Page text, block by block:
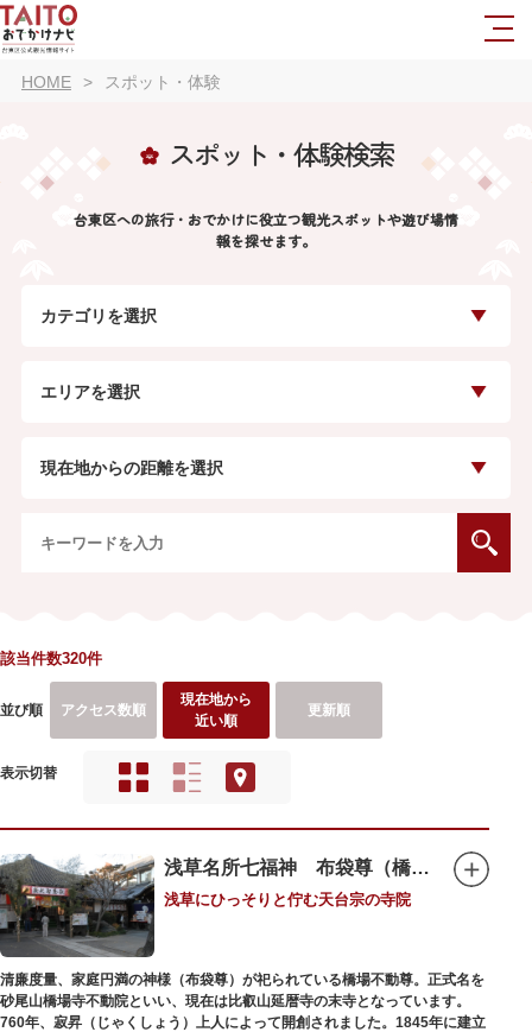
HOME スポット・体験
スポット・体験検索
台東区への旅行・おでかけに役立つ観光スポットや遊び場情
報を探せます。
カテゴリを選択
エリアを選択
現在地からの距離を選択
該当件数320件
並び順 アクセス数順
現在地から
近い順
更新順
表示切替
浅草名所七福神 布袋尊（橋場不動尊）
浅草にひっそりと佇む天台宗の寺院
清廉度量、家庭円満の神様（布袋尊）が祀られている橋場不動尊。正式名を
砂尾山橋場寺不動院といい、現在は比叡山延暦寺の末寺となっています。
760年、寂昇（じゃくしょう）上人によって開創されました。1845年に建立